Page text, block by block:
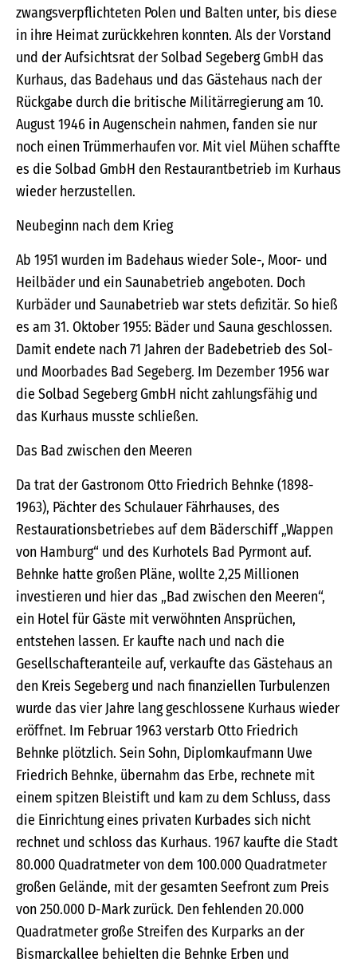
zwangsverpflichteten Polen und Balten unter, bis diese
in ihre Heimat zurückkehren konnten. Als der Vorstand
und der Aufsichtsrat der Solbad Segeberg GmbH das
Kurhaus, das Badehaus und das Gästehaus nach der
Rückgabe durch die britische Militärregierung am 10.
August 1946 in Augenschein nahmen, fanden sie nur
noch einen Trümmerhaufen vor. Mit viel Mühen schaffte
es die Solbad GmbH den Restaurantbetrieb im Kurhaus
wieder herzustellen.
Neubeginn nach dem Krieg
Ab 1951 wurden im Badehaus wieder Sole-, Moor- und
Heilbäder und ein Saunabetrieb angeboten. Doch
Kurbäder und Saunabetrieb war stets defizitär. So hieß
es am 31. Oktober 1955: Bäder und Sauna geschlossen.
Damit endete nach 71 Jahren der Badebetrieb des Sol-
und Moorbades Bad Segeberg. Im Dezember 1956 war
die Solbad Segeberg GmbH nicht zahlungsfähig und
das Kurhaus musste schließen.
Das Bad zwischen den Meeren
Da trat der Gastronom Otto Friedrich Behnke (1898-
1963), Pächter des Schulauer Fährhauses, des
Restaurationsbetriebes auf dem Bäderschiff „Wappen
von Hamburg“ und des Kurhotels Bad Pyrmont auf.
Behnke hatte großen Pläne, wollte 2,25 Millionen
investieren und hier das „Bad zwischen den Meeren“,
ein Hotel für Gäste mit verwöhnten Ansprüchen,
entstehen lassen. Er kaufte nach und nach die
Gesellschafteranteile auf, verkaufte das Gästehaus an
den Kreis Segeberg und nach finanziellen Turbulenzen
wurde das vier Jahre lang geschlossene Kurhaus wieder
eröffnet. Im Februar 1963 verstarb Otto Friedrich
Behnke plötzlich. Sein Sohn, Diplomkaufmann Uwe
Friedrich Behnke, übernahm das Erbe, rechnete mit
einem spitzen Bleistift und kam zu dem Schluss, dass
die Einrichtung eines privaten Kurbades sich nicht
rechnet und schloss das Kurhaus. 1967 kaufte die Stadt
80.000 Quadratmeter von dem 100.000 Quadratmeter
großen Gelände, mit der gesamten Seefront zum Preis
von 250.000 D-Mark zurück. Den fehlenden 20.000
Quadratmeter große Streifen des Kurparks an der
Bismarckallee behielten die Behnke Erben und